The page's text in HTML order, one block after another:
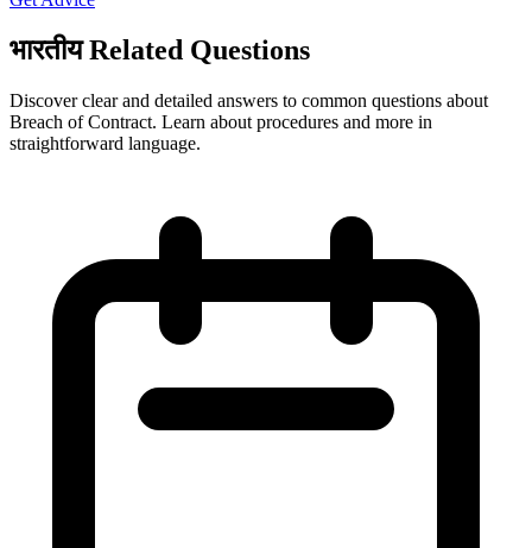
भारतीय Related Questions
Discover clear and detailed answers to common questions about
Breach of Contract. Learn about procedures and more in
straightforward language.